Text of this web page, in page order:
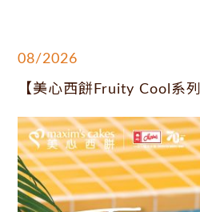
08/2026
【美心西餅Fruity Cool系